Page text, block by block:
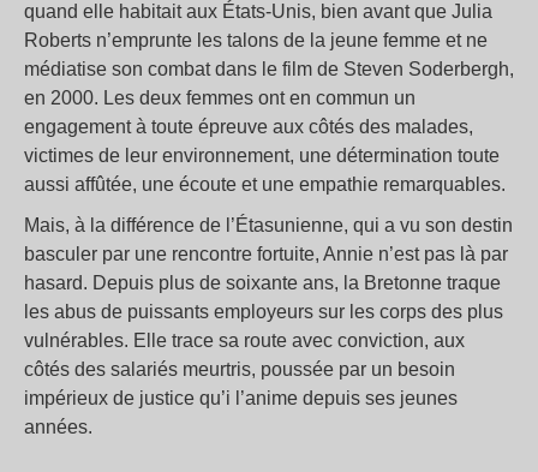
quand elle habitait aux États-Unis, bien avant que Julia
Roberts n’emprunte les talons de la jeune femme et ne
médiatise son combat dans le film de Steven Soderbergh,
en 2000. Les deux femmes ont en commun un
engagement à toute épreuve aux côtés des malades,
victimes de leur environnement, une détermination toute
aussi affûtée, une écoute et une empathie remarquables.
Mais, à la différence de l’Étasunienne, qui a vu son destin
basculer par une rencontre fortuite, Annie n’est pas là par
hasard. Depuis plus de soixante ans, la Bretonne traque
les abus de puissants employeurs sur les corps des plus
vulnérables. Elle trace sa route avec conviction, aux
côtés des salariés meurtris, poussée par un besoin
impérieux de justice qu’i l’anime depuis ses jeunes
années.